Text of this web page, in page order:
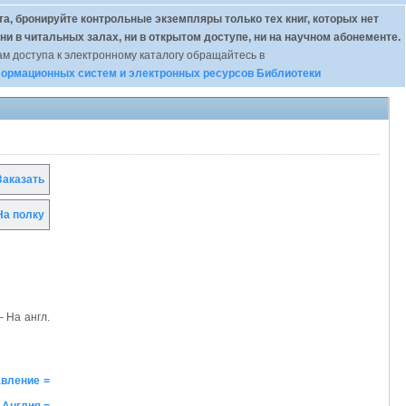
бронируйте контрольные экземпляры только тех книг, которых нет
в читальных залах, ни в открытом доступе, ни на научном абонементе.
доступа к электронному каталогу обращайтесь в
систем и электронных ресурсов Библиотеки
полку
На англ.
=